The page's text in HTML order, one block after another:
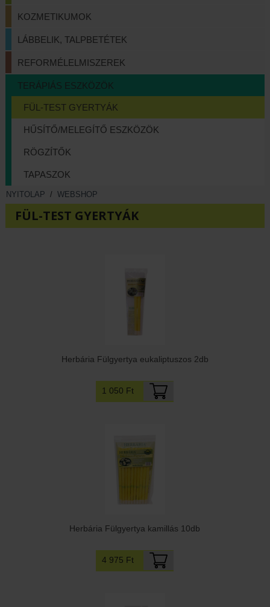
KOZMETIKUMOK
LÁBBELIK, TALPBETÉTEK
REFORMÉLELMISZEREK
TERÁPIÁS ESZKÖZÖK
FÜL-TEST GYERTYÁK
HŰSÍTŐ/MELEGÍTŐ ESZKÖZÖK
RÖGZÍTŐK
TAPASZOK
NYITOLAP / WEBSHOP
FÜL-TEST GYERTYÁK
Herbária Fülgyertya eukaliptuszos 2db
1 050 Ft
Herbária Fülgyertya kamillás 10db
4 975 Ft